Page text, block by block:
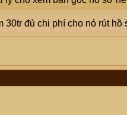
đủ chi phí cho nó rút hồ